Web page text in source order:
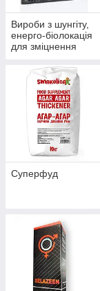
Вироби з шунгіту,
енерго-біолокація
для зміцнення
профілактики
хвороб
Суперфуд